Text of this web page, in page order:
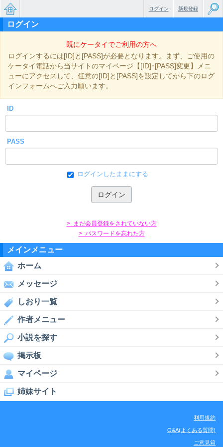
無料で
っと大
小説
新規登録
ログイン
ログイン
既にケータイでご利用の方へ
ログインするには[ID]と[PASS]が必要となります。まず、ご使用の
ケータイ電話から当サイトのマイページ【[ID]･[PASS]変更】メニ
ューにアクセスして、任意の[ID]と[PASS]を設定してから下のログ
インフォームへご入力願います。
ID
PASS
ログインしたままにする
> まだ会員登録をされていない方
> パスワードを忘れた方
メインメニュー
ホーム
メッセージ
しおり一覧
作者メニュー
小説を探す
掲示板
マイページ
姉妹サイト
利用規約
Q&A(よくある質問)
ご意見箱